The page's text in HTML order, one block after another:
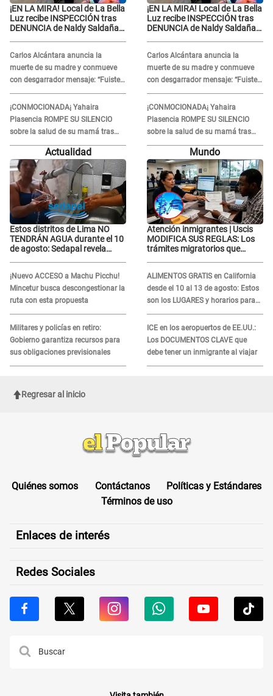
¡EN LA MIRA! Local de La Bella
Luz recibe INSPECCIÓN tras
DENUNCIA de Naldy Saldaña
Carlos Alcántara anuncia la
muerte de su madre y conmueve
con desgarrador mensaje: “Fuiste
una gran mujer”
¡CONMOCIONADA¡ Yahaira
Plasencia ROMPE SU SILENCIO
sobre la salud de su mamá tras
APARECER en centro oncológico:
“La oración tiene poder”
¡EN LA MIRA! Local de La Bella
Luz recibe INSPECCIÓN tras
DENUNCIA de Naldy Saldaña
Carlos Alcántara anuncia la
muerte de su madre y conmueve
con desgarrador mensaje: “Fuiste
una gran mujer”
¡CONMOCIONADA¡ Yahaira
Plasencia ROMPE SU SILENCIO
sobre la salud de su mamá tras
APARECER en centro oncológico:
“La oración tiene poder”
Actualidad
Estos distritos de Lima NO
TENDRÁN AGUA durante el 10
de agosto: Sedapal revela
¡Nuevo ACCESO a Machu Picchu!
Mincetur busca descongestionar la
ruta con esta propuesta
Militares y policías en retiro:
Gobierno garantiza recursos para
sus obligaciones previsionales
Mundo
Atención inmigrantes | Uscis
MODIFICA SUS REGLAS: Los
trámites migratorios que
ALIMENTOS GRATIS en California
desde el 10 al 13 de agosto: Estos
son los LUGARES y horarios para
recibir la ayuda
ICE en los aeropuertos de EE.UU.:
Los DOCUMENTOS CLAVE que
debe tener un inmigrante al viajar
Regresar al inicio
Quiénes somos Contáctanos
Políticas y Estándares
Términos de uso
Enlaces de interés
Redes Sociales